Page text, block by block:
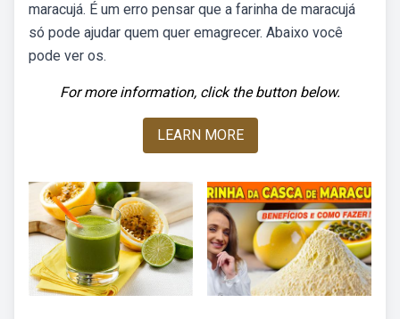
maracujá. É um erro pensar que a farinha de maracujá
só pode ajudar quem quer emagrecer. Abaixo você
pode ver os.
For more information, click the button below.
LEARN MORE